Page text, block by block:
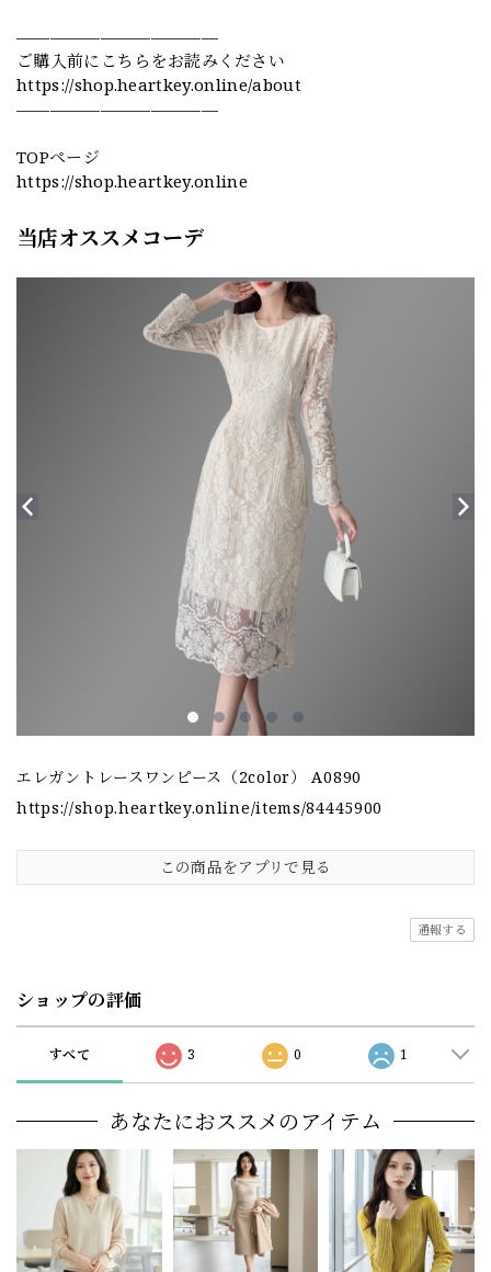
————————————
ご購入前にこちらをお読みください
https://shop.heartkey.online/about
————————————
TOPページ
https://shop.heartkey.online
当店オススメコーデ
エレガントレースワンピース（2color） A0890
https://shop.heartkey.online/items/84445900
この商品をアプリで見る
通報する
ショップの評価
すべて 3 0 1
あなたにおススメのアイテム